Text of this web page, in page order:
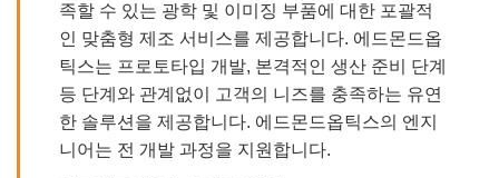
족할 수 있는 광학 및 이미징 부품에 대한 포괄적
인 맞춤형 제조 서비스를 제공합니다. 에드몬드옵
틱스는 프로토타입 개발, 본격적인 생산 준비 단계
등 단계와 관계없이 고객의 니즈를 충족하는 유연
한 솔루션을 제공합니다. 에드몬드옵틱스의 엔지
니어는 전 개발 과정을 지원합니다.